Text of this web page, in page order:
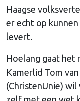
Haagse
er echt op
levert.
Hoelang gaat het
Kamerlid Tom
(ChristenUnie)